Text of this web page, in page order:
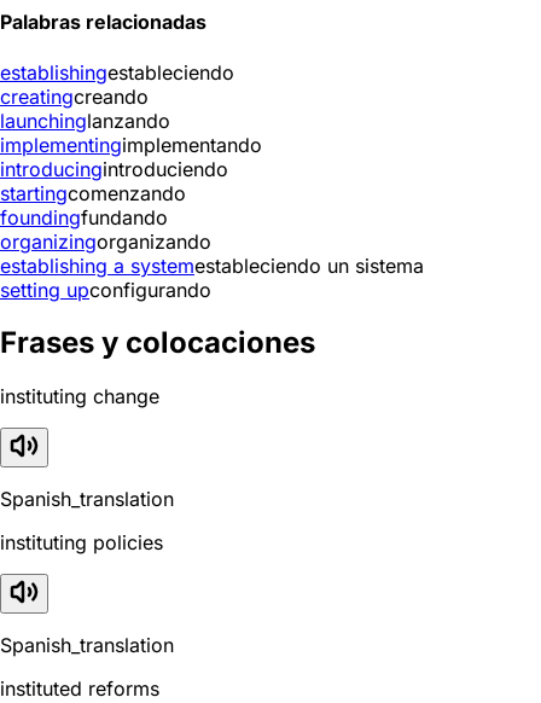
Palabras relacionadas
establishingestableciendo
creatingcreando
launchinglanzando
implementingimplementando
introducingintroduciendo
startingcomenzando
foundingfundando
organizingorganizando
establishing a systemestableciendo un sistema
setting upconfigurando
Frases y colocaciones
instituting change
Spanish_translation
instituting policies
Spanish_translation
instituted reforms